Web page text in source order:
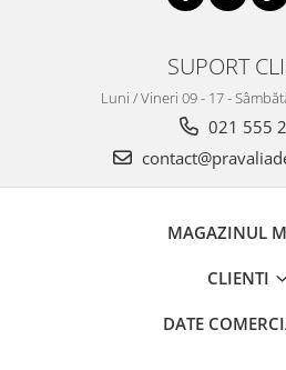
SUPORT
Luni / Vineri 09 - 17 -
021 555
MAGAZINUL
CLIENTI
DATE